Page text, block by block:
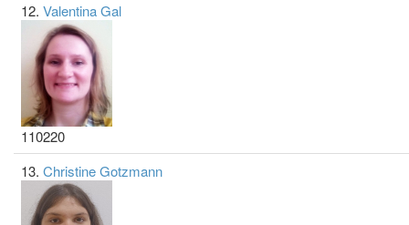
12. Valentina Gal
110220
13. Christine Gotzmann